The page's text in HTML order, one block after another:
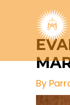
By
Post